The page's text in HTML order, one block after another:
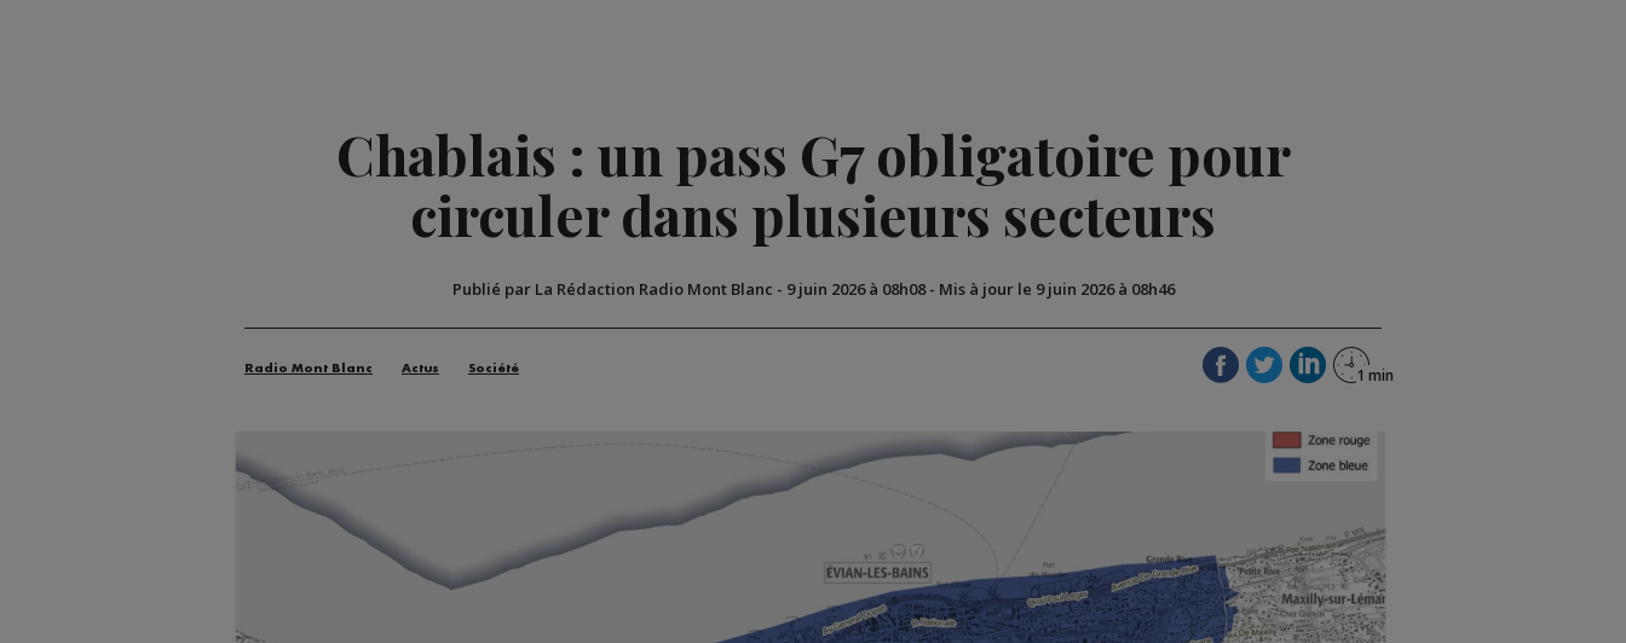
Chablais : un pass G7 obligatoire pour
circuler dans plusieurs secteurs
Publié par La Rédaction Radio Mont Blanc - 9 juin 2026 à 08h08- Mis à jour le 9 juin 2026 à 08h46
Radio Mont Blanc Actus Société